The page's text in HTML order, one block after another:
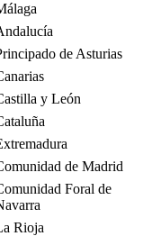
de Asturias
y León
de Madrid
Foral de
Rioja